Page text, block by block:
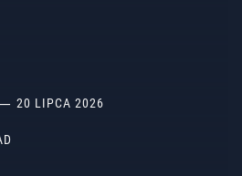
20 LIPCA 2026